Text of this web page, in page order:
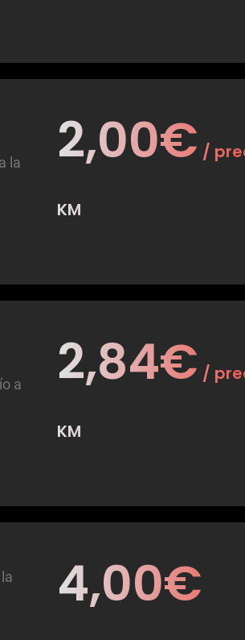
la
2,00€ /
KM
a
2,84€ /
KM
4,00€